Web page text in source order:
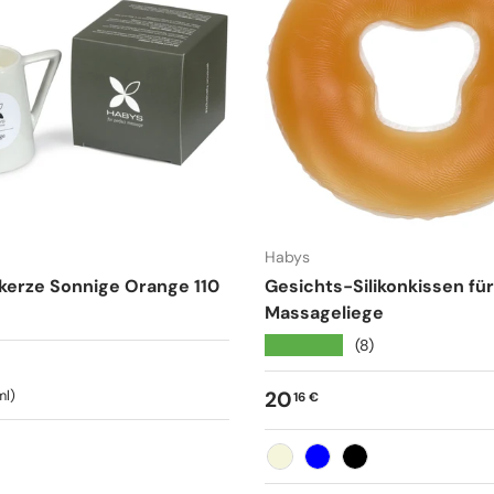
Sonnige Orange 110
Preis
Habys
Gesichts-Silikonkissen
Massageliege
(8)
Normaler Preis
2016 €
BeigeBlauSchwarz